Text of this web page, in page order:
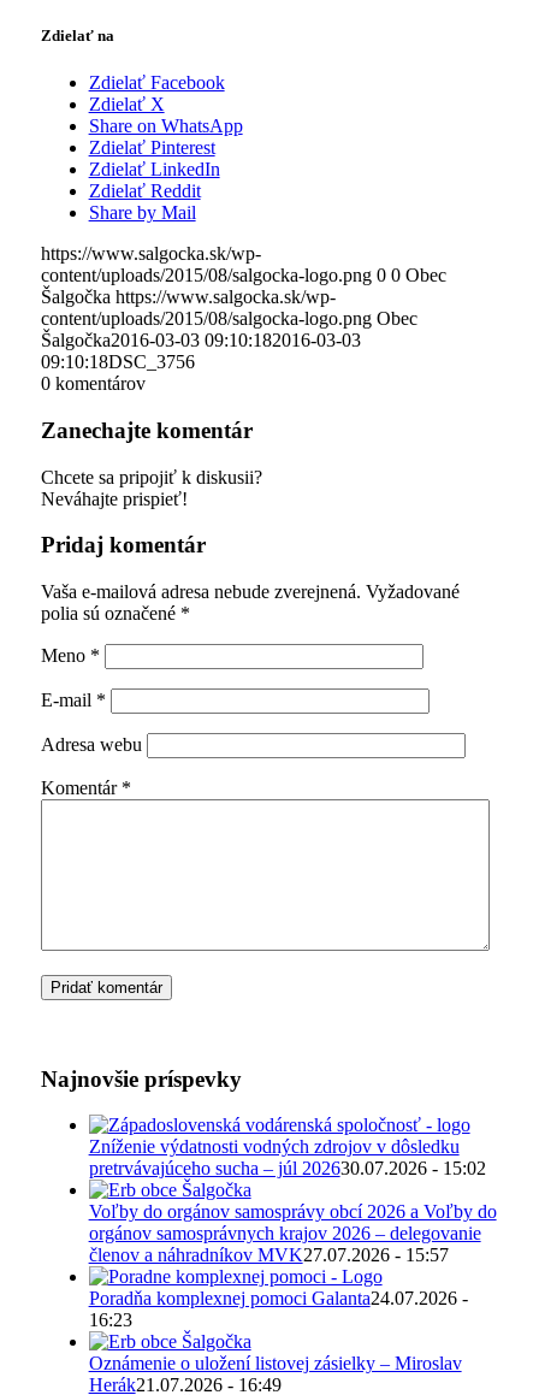
Zdielať na
Zdielať Facebook
Zdielať X
Share on WhatsApp
Zdielať Pinterest
Zdielať LinkedIn
Zdielať Reddit
Share by Mail
https://www.salgocka.sk/wp-
content/uploads/2015/08/salgocka-logo.png 0 0 Obec
Šalgočka https://www.salgocka.sk/wp-
content/uploads/2015/08/salgocka-logo.png Obec
Šalgočka2016-03-03 09:10:182016-03-03
09:10:18DSC_3756
0 komentárov
Zanechajte komentár
Chcete sa pripojiť k diskusii?
Neváhajte prispieť!
Pridaj komentár
Vaša e-mailová adresa nebude zverejnená. Vyžadované
polia sú označené *
Meno *
E-mail *
Adresa webu
Komentár *
Najnovšie príspevky
Zníženie výdatnosti vodných zdrojov v dôsledku
pretrvávajúceho sucha – júl 202630.07.2026 - 15:02
Voľby do orgánov samosprávy obcí 2026 a Voľby do
orgánov samosprávnych krajov 2026 – delegovanie
členov a náhradníkov MVK27.07.2026 - 15:57
Poradňa komplexnej pomoci Galanta24.07.2026 -
16:23
Oznámenie o uložení listovej zásielky – Miroslav
Herák21.07.2026 - 16:49